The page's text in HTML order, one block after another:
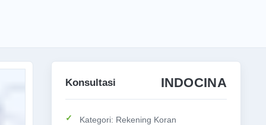
Konsultasi INDOCINA
Kategori: Rekening Koran